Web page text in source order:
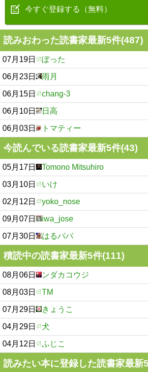
今すぐ登録する（無料）
読みおわった読書家最新5件(487)
07月19日 ぽった
06月23日 雨月
06月15日 chang-3
06月10日 日高
06月03日 トマティー
今読んでいる読書家最新5件(43)
05月17日 Tomono Mitsuhiro
03月10日 いけ
02月12日 yoko_nose
09月07日 iwa_jose
07月30日 はるパパ
積読中の読書家最新5件(111)
08月06日 ンダカコウジ
08月03日 TM
07月29日 きょうこ
04月29日 犬
04月12日 ふじこ
読みたい本に登録した読書家最新